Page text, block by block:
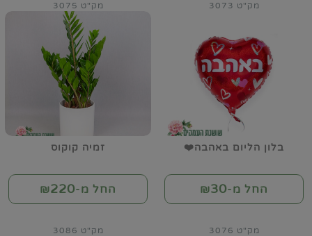
בלון הליום באהבה❤️
מק"ט 3073
החל מ-₪30
זמיה קוקוס
מק"ט 3075
החל מ-₪220
מק"ט 3076 מק"ט 3086